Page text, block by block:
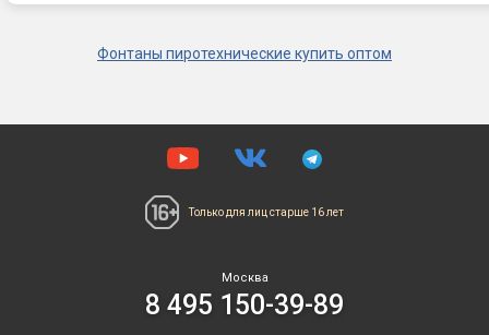
Фонтаны пиротехнические купить оптом
Только для лицстарше 16 лет
Москва
8 495 150-39-89